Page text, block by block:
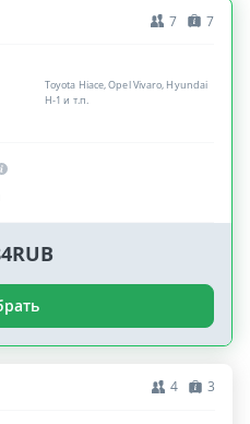
7 7
Toyota Hiace, Opel Vivaro, Hyundai
H-1 и т.п.
4 3